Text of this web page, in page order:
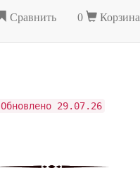
Сравнить 0 Корзина
Обновлено 29.07.26